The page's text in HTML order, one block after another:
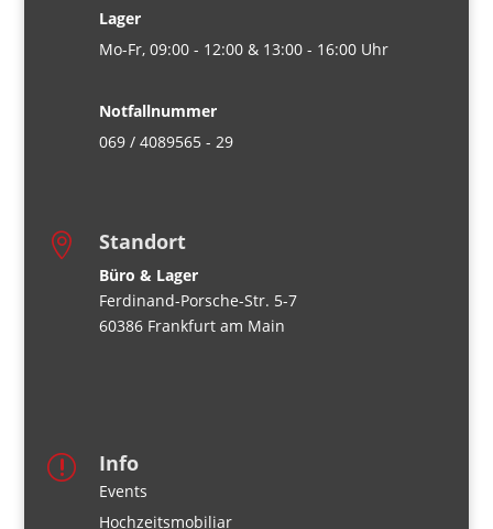
Lager
Mo-Fr, 09:00 - 12:00 & 13:00 - 16:00 Uhr
Notfallnummer
069 / 4089565 - 29
 Standort
Büro & Lager
Ferdinand-Porsche-Str. 5-7
60386 Frankfurt am Main
r Info
Events
Hochzeitsmobiliar